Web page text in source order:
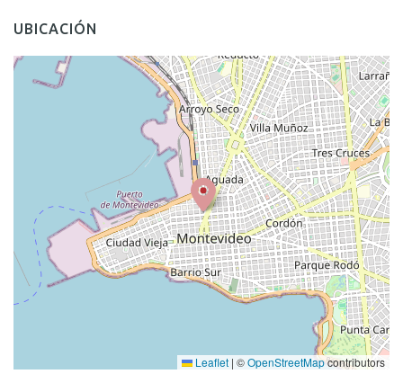
UBICACIÓN
Leaflet | ©OpenStreetMapcontributors